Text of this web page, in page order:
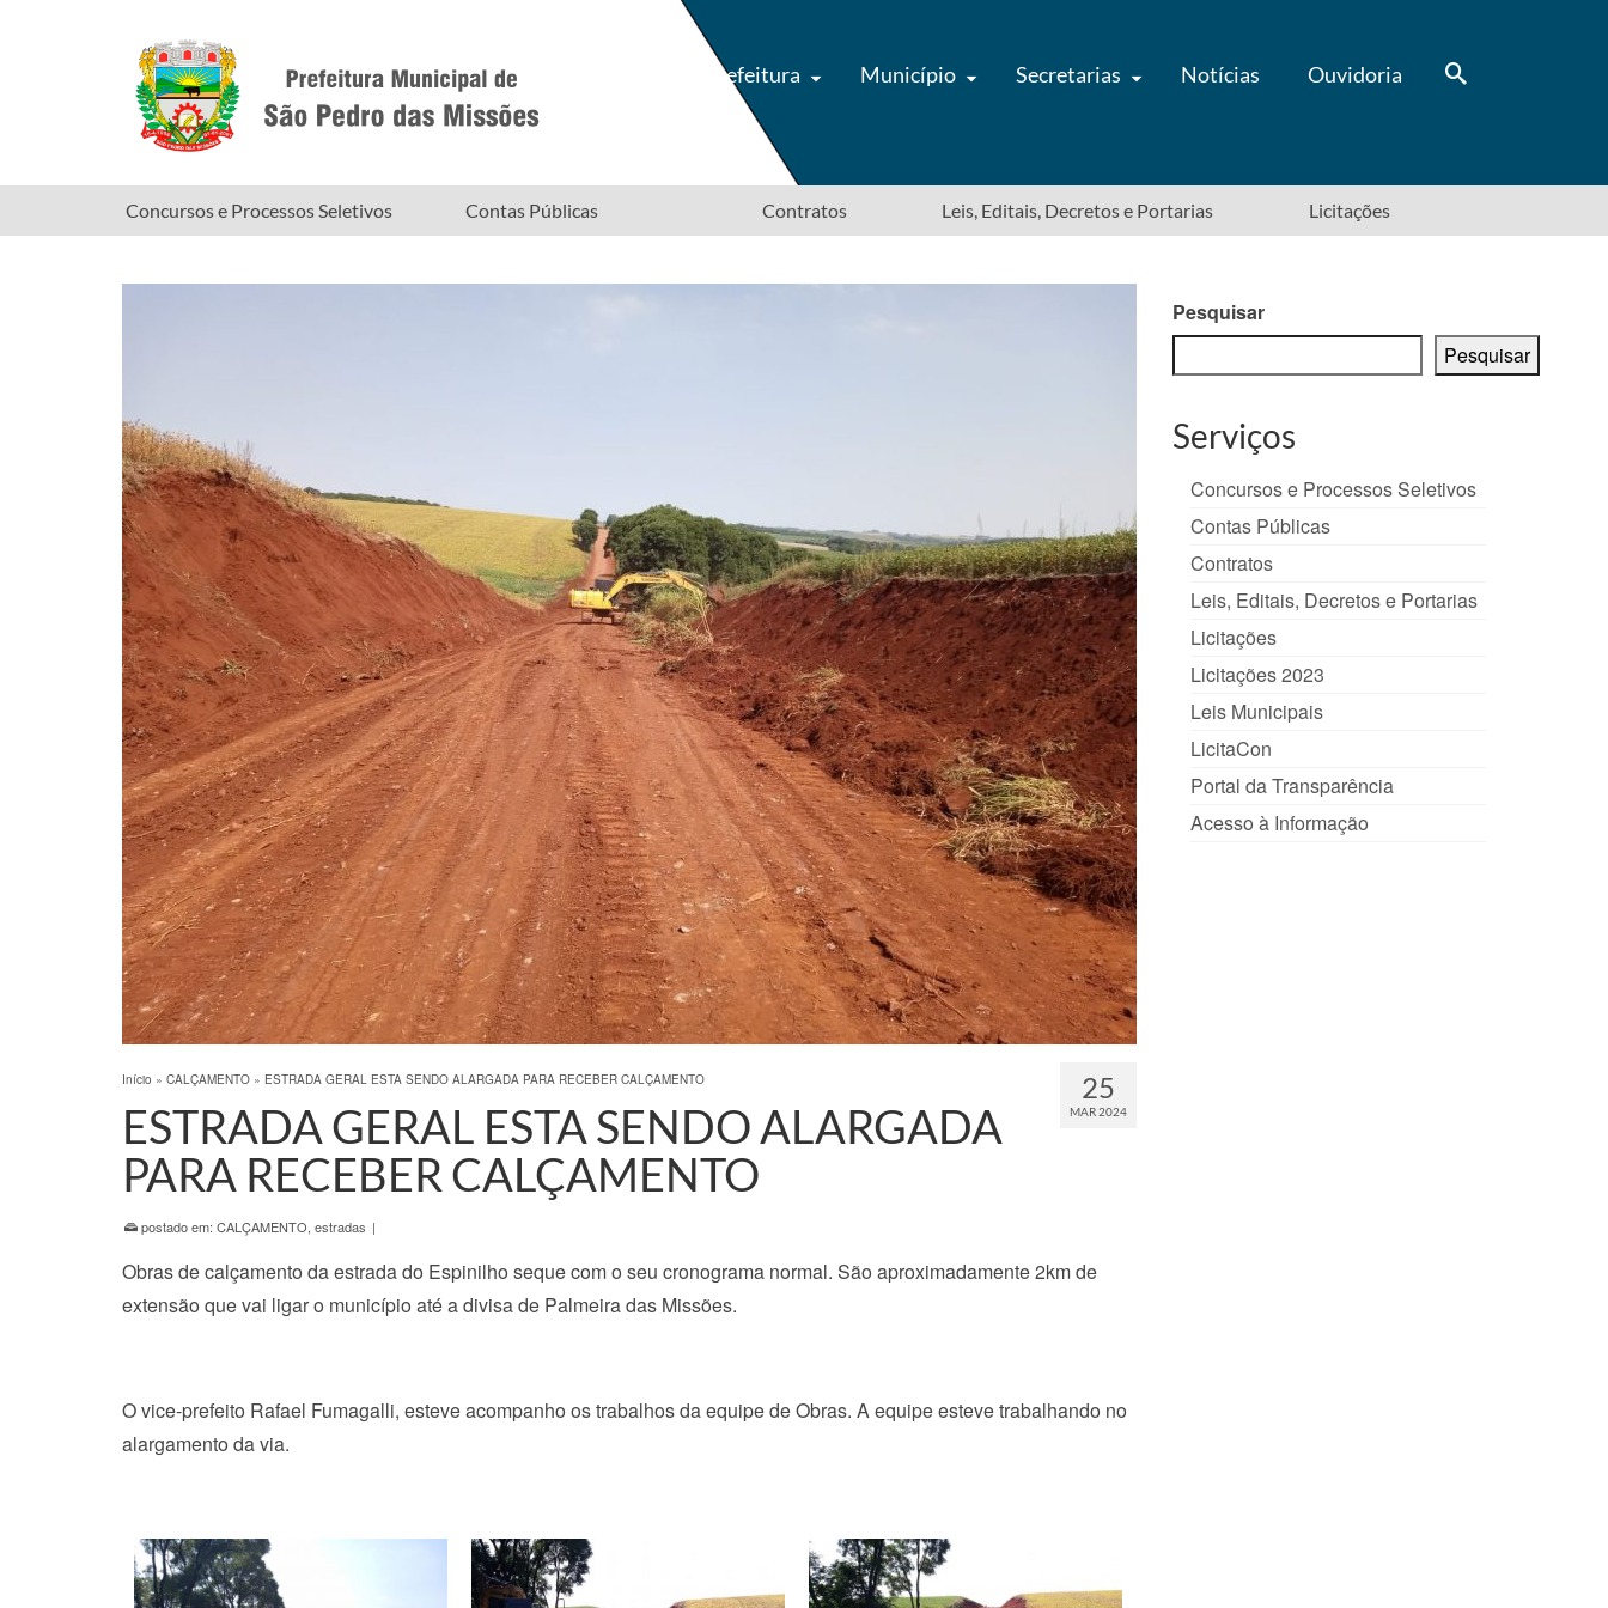
Prefeitura Município Secretarias Notícias Ouvidoria
Concursos e Processos Seletivos Contas Públicas Contratos Leis, Editais, Decretos e Portarias Licitações
25
MAR 2024
Início » CALÇAMENTO » ESTRADA GERAL ESTA SENDO ALARGADA PARA RECEBER CALÇAMENTO
ESTRADA GERAL ESTA SENDO ALARGADA
PARA RECEBER CALÇAMENTO
postado em: CALÇAMENTO, estradas |
Obras de calçamento da estrada do Espinilho seque com o seu cronograma normal. São aproximadamente 2km de
extensão que vai ligar o município até a divisa de Palmeira das Missões.
O vice-prefeito Rafael Fumagalli, esteve acompanho os trabalhos da equipe de Obras. A equipe esteve trabalhando no
alargamento da via.
Pesquisar
Pesquisar
Serviços
Concursos e Processos Seletivos
Contas Públicas
Contratos
Leis, Editais, Decretos e Portarias
Licitações
Licitações 2023
Leis Municipais
LicitaCon
Portal da Transparência
Acesso à Informação